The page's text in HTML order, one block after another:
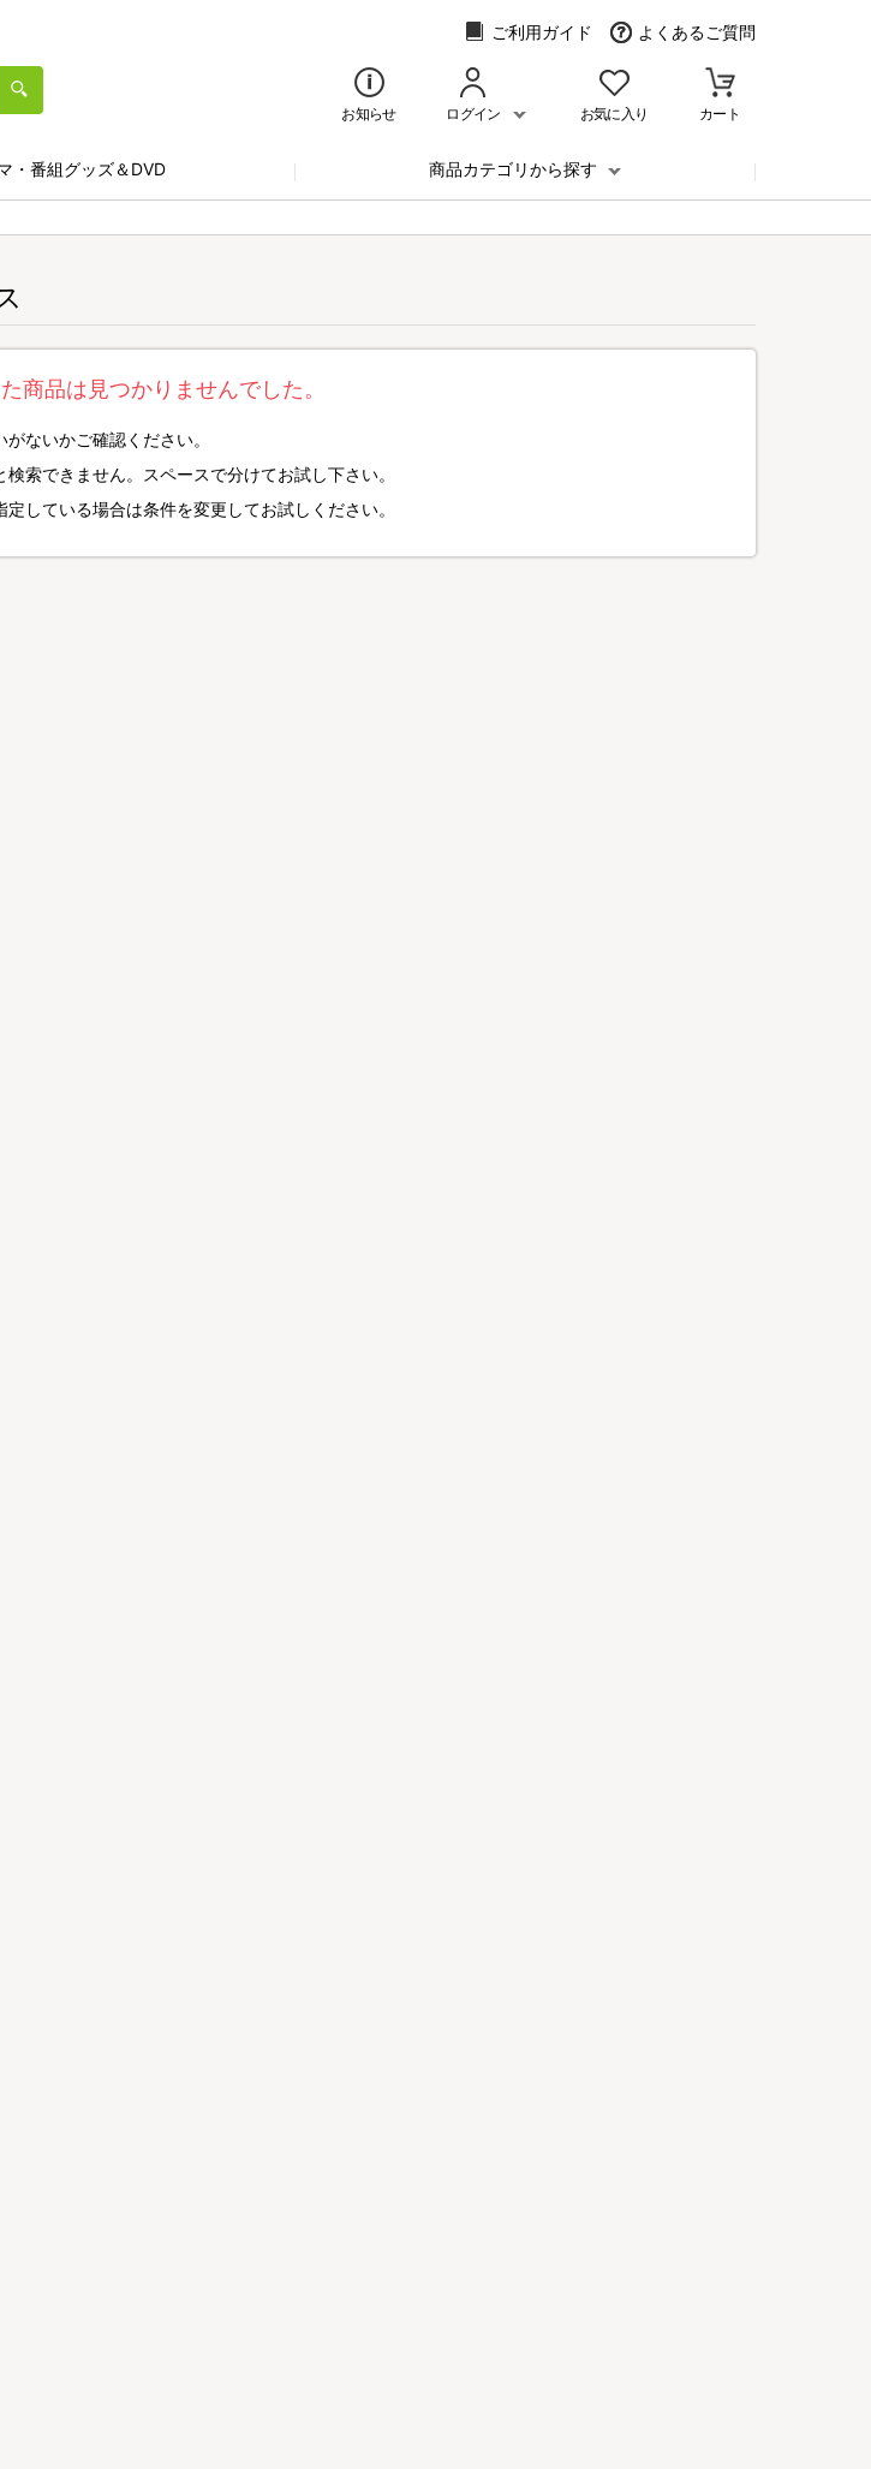
ご利用ガイド よくあるご質問
お知らせ ログイン お気に入り カート
・番組グッズ＆DVD 商品カテゴリから探す
商品は見つかりませんでした。
ないかご確認ください。
索できません。スペースで分けてお試し下さい。
している場合は条件を変更してお試しください。